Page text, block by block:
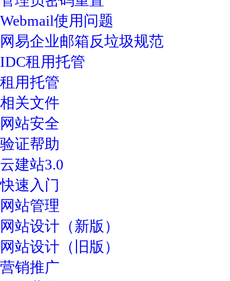
Webmail使用问题
网易企业邮箱反垃圾规范
IDC租用托管
租用托管
相关文件
网站安全
验证帮助
云建站3.0
快速入门
网站管理
网站设计（新版）
网站设计（旧版）
营销推广